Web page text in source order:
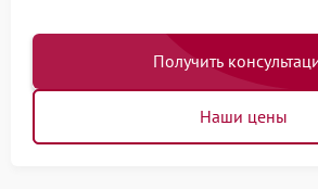
Получить
Наши цены